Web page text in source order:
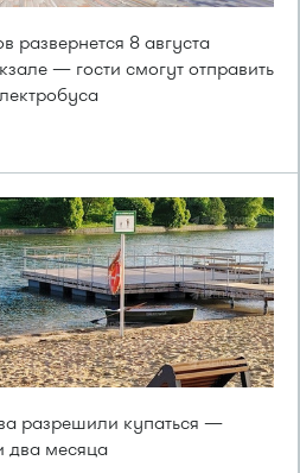
развернется 8 августа
— гости смогут отправить
разрешили купаться —
два месяца